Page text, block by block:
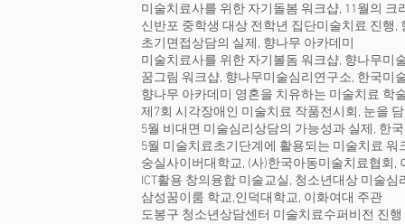
미술치료사를 위한 자기돌봄 워크샵, 11월의 크
신반포 중학생 대상 전학년 집단미술치료 진행,
초기면접상담의 실제, 향나무 아카데미
미술치료사를 위한 자기볼돔 워크샵, 향나무미
꿈그림 워크샵, 향나무미술심리연구소, 한국미
향나무 아카데미 영혼을 치유하는 미술치료 학
제7회 시각장애인 미술치료 작품전시회, 눈을
5월 비대면 미술심리상담의 가능성과 실제, 한
5월 미술치료초기단계에 활용되는 미술치료
숭실사이버대학교, (사)한국아동미술치료협회,
ICT활용 창의융합 미술교실, 청소년대상 미술심
삼성꿈이룸 학교,인덕대학교, 이화여대 주관
도봉구 청소년상담센터 미술치료수퍼비전 진행